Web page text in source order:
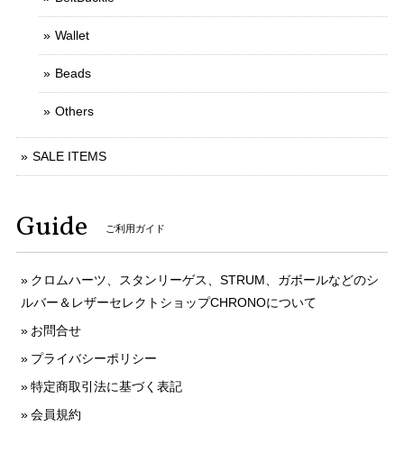
Wallet
Beads
Others
SALE ITEMS
Guide ご利用ガイド
クロムハーツ、スタンリーゲス、STRUM、ガボールなどのシ
ルバー＆レザーセレクトショップCHRONOについて
お問合せ
プライバシーポリシー
特定商取引法に基づく表記
会員規約